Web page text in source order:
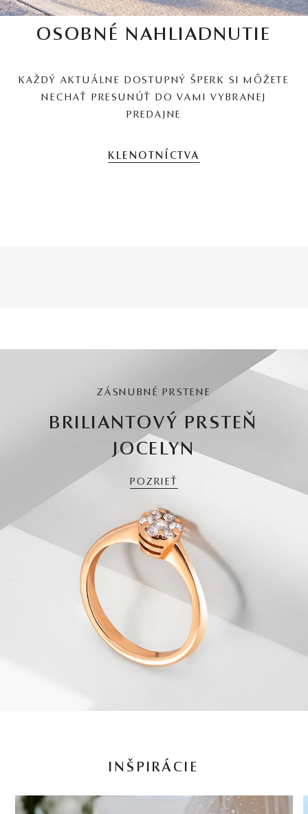
OSOBNÉ NAHLIADNUTIE
KAŽDÝ AKTUÁLNE DOSTUPNÝ ŠPERK SI MÔŽETE
NECHAŤ PRESUNÚŤ DO VAMI VYBRANEJ
PREDAJNE
KLENOTNÍCTVA
ZÁSNUBNÉ PRSTENE
BRILIANTOVÝ PRSTEŇ
JOCELYN
POZRIEŤ
INŠPIRÁCIE